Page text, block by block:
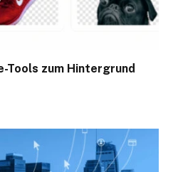
Tools zum Hintergrund